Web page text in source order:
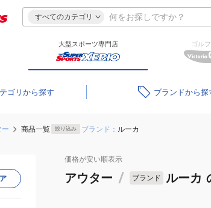
すべてのカテゴリ
大型スポーツ専門店 ゴル
ゴリ ブランド
ー 商品一覧 絞り込み ブランド： ルーカ
価格が安い順表示
アウター / ブランド ルーカ